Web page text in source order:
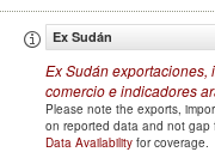
Ex Sudán
Ex Sudánexportaciones,
comercio e indicadores
Please note the exports,
on reported data and not gap
Data Availability for coverage.